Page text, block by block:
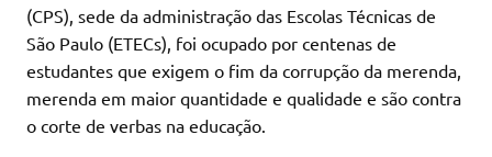
(CPS), sede da administração das Escolas Técnicas de
São Paulo (ETECs), foi ocupado por centenas de
estudantes que exigem o fim da corrupção da merenda,
merenda em maior quantidade e qualidade e são contra
o corte de verbas na educação.